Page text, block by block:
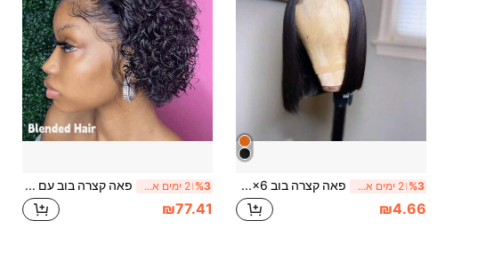
%3 2 ימים אחרונים פאה קצרה בוב 13x4 13x6 עם תחרה שקופה מקדימה לנשים, ללא דבק, 4x4 5x5 עם סגירת תחרה חתוכה מראש, צפיפות 180%, עמידה לחום, שיער סינתטי מעורבב עם שיער אנושי, שחור טבעי, ישרה לחלוטין, תחרה חתוכה מראש ללא דבק זמינה ל-4*4 5x5
₪4.66
%3 2 ימים אחרונים פאה קצרה בוב עם תספורת פיקסי, תחרה קדמית 13X1, שיער אנושי מעורב אמיתי, דחיסות 150%, קרינקלי מסולס, אריגה ידנית, ללא דבק, עם תלישה, סגנון אפריקאי, לנשים, צבע שחור טבעי
₪77.41